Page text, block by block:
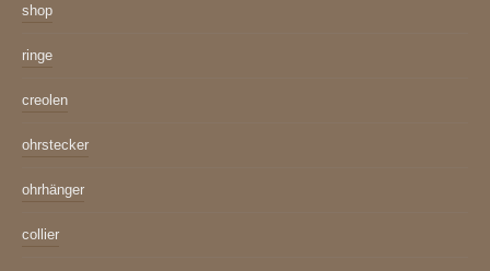
shop
ringe
creolen
ohrstecker
ohrhänger
collier